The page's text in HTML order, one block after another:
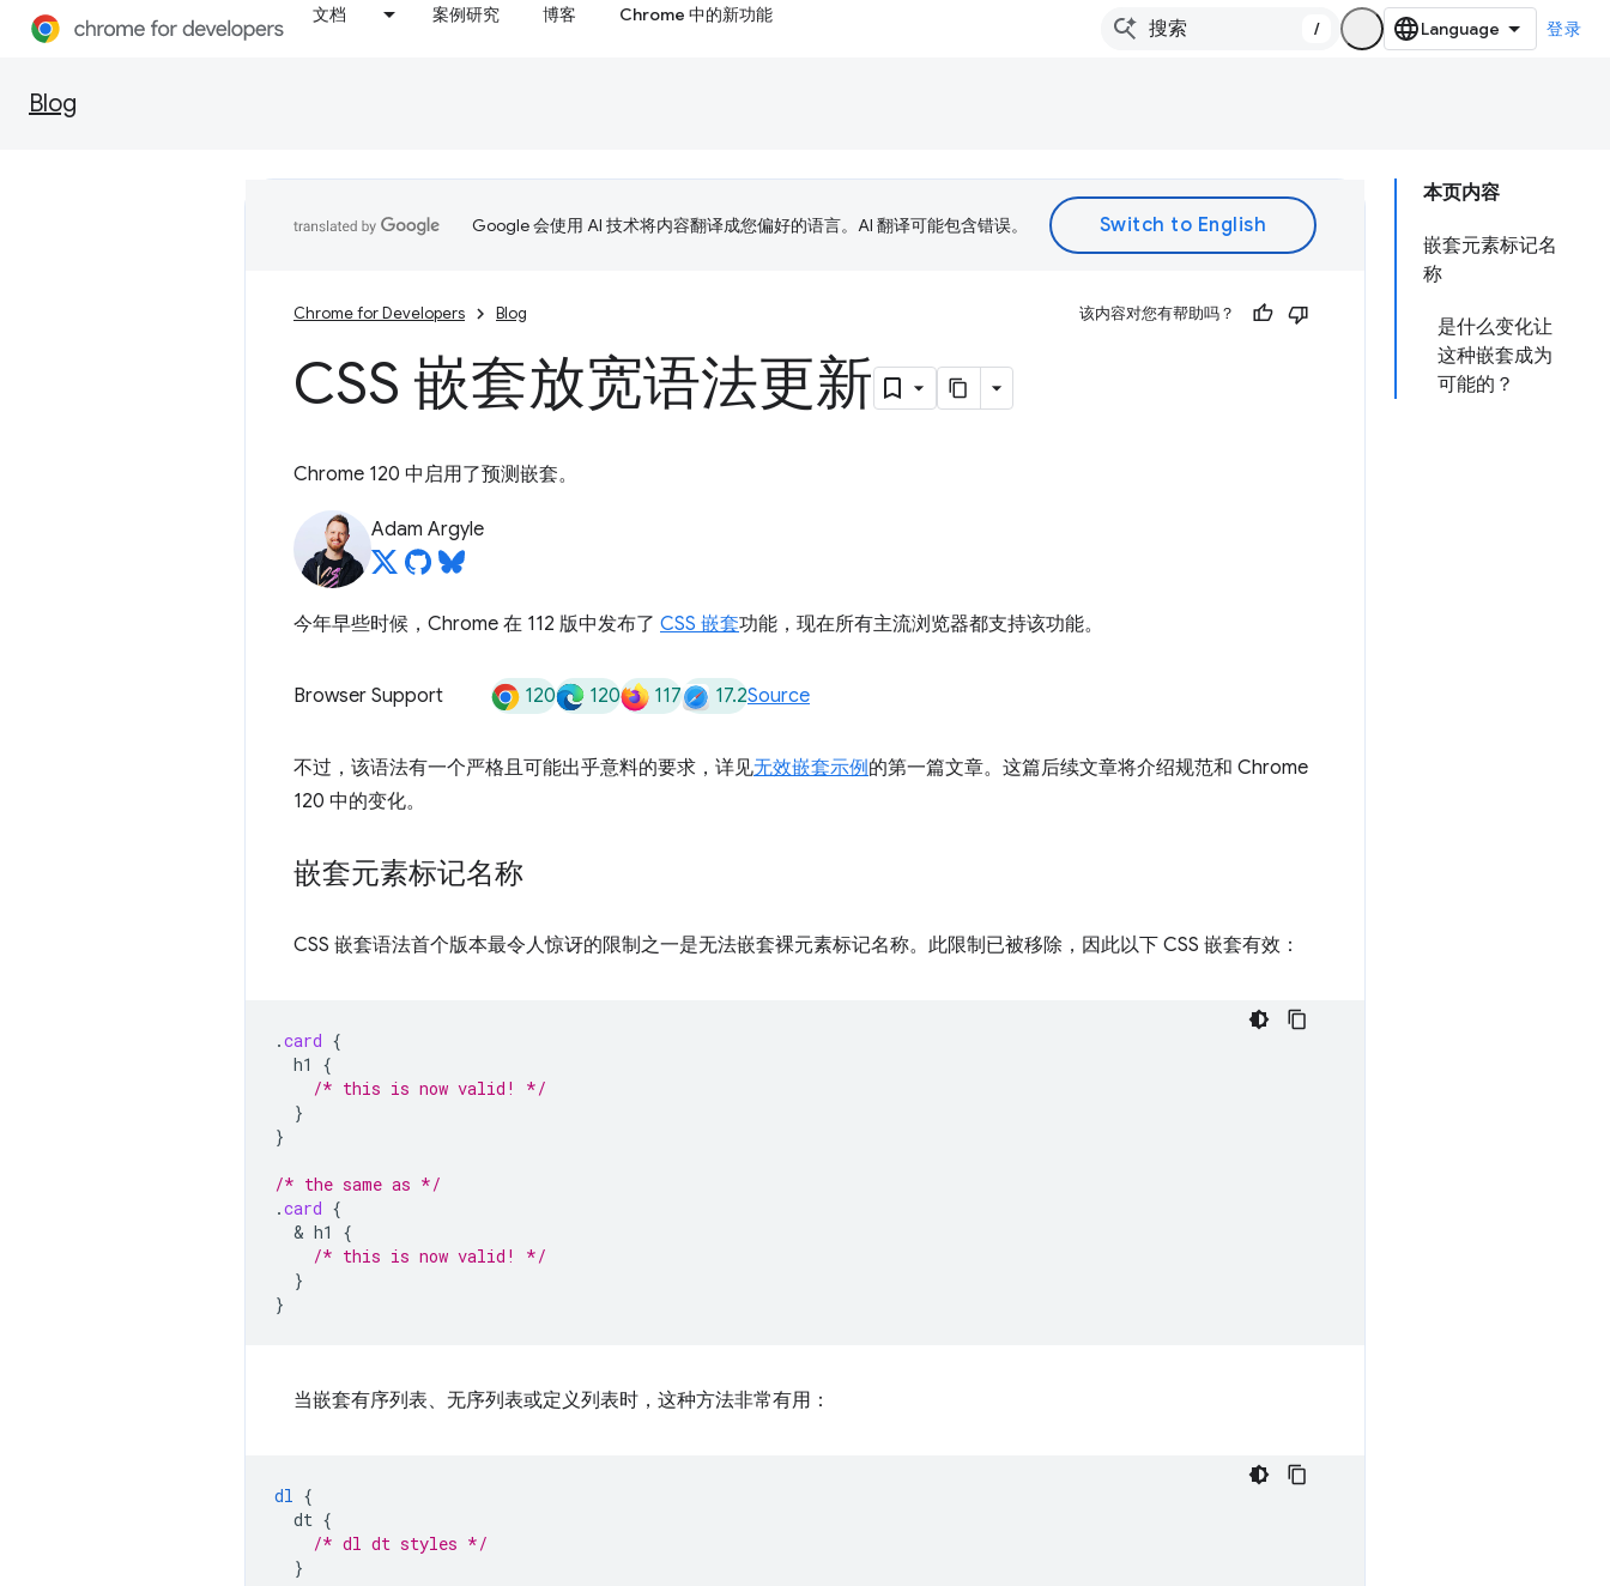
文档 案例研究 博客 Chrome 中的新功能
/ 登录
Blog
本页内容
嵌套元素标记名
称
是什么变化让
这种嵌套成为
可能的？
Google 会使用 AI 技术将内容翻译成您偏好的语言。AI 翻译可能包含错误。
Chrome for Developers Blog 该内容对您有帮助吗？
CSS 嵌套放宽语法更新
Chrome 120 中启用了预测嵌套。
Adam Argyle
今年早些时候，Chrome 在 112 版中发布了 CSS 嵌套功能，现在所有主流浏览器都支持该功能。
Browser Support 120 120 117 17.2Source
不过，该语法有一个严格且可能出乎意料的要求，详见无效嵌套示例的第一篇文章。这篇后续文章将介绍规范和 Chrome
120 中的变化。
嵌套元素标记名称
CSS 嵌套语法首个版本最令人惊讶的限制之一是无法嵌套裸元素标记名称。此限制已被移除，因此以下 CSS 嵌套有效：
.card {
h1
{
/* this is now valid! */
}
}
/* the same as */
.card {
  &
h1
{
/* this is now valid! */
}
}
当嵌套有序列表、无序列表或定义列表时，这种方法非常有用：
dl {
dt {
/* dl dt styles */
}